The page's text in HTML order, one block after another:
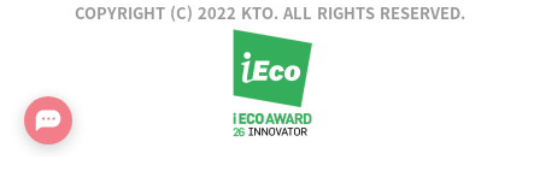
COPYRIGHT (C) 2022 KTO. ALL RIGHTS RESERVED.